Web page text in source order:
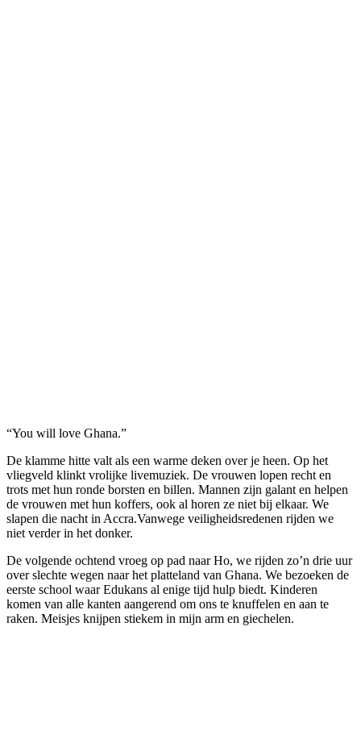
“You will love Ghana.”
De klamme hitte valt als een warme deken over je heen. Op het
vliegveld klinkt vrolijke livemuziek. De vrouwen lopen recht en
trots met hun ronde borsten en billen. Mannen zijn galant en helpen
de vrouwen met hun koffers, ook al horen ze niet bij elkaar. We
slapen die nacht in Accra.Vanwege veiligheidsredenen rijden we
niet verder in het donker.
De volgende ochtend vroeg op pad naar Ho, we rijden zo’n drie uur
over slechte wegen naar het platteland van Ghana. We bezoeken de
eerste school waar Edukans al enige tijd hulp biedt. Kinderen
komen van alle kanten aangerend om ons te knuffelen en aan te
raken. Meisjes knijpen stiekem in mijn arm en giechelen.